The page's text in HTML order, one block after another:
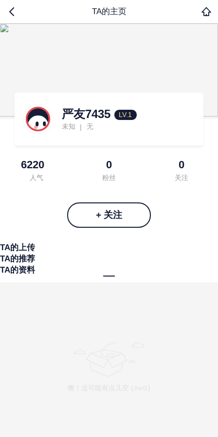
TA的主页
严友7435
LV.1
未知
| 无
6220
人气
0
粉丝
0
关注
+ 关注
TA的上传
TA的推荐
TA的资料